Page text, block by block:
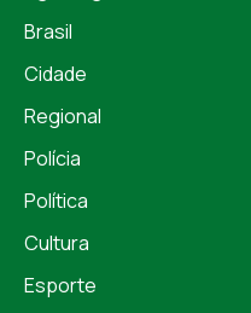
Brasil
Cidade
Regional
Polícia
Política
Cultura
Esporte